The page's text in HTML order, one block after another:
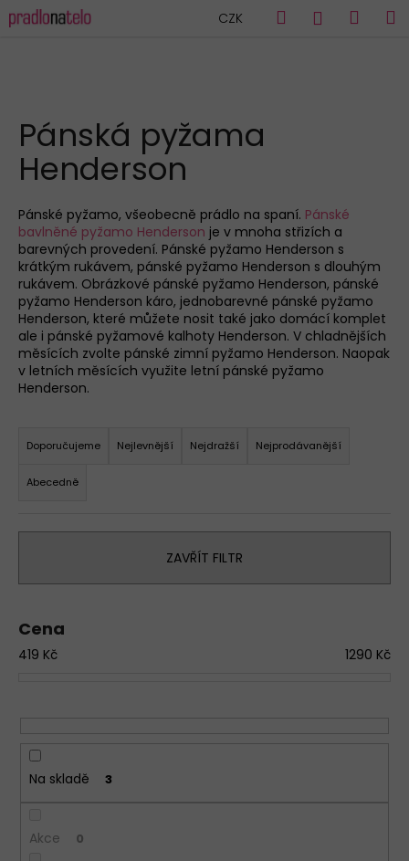
na
CZK Hledat
Pánská pyžama
Henderson
Pánské pyžamo, všeobecně prádlo na spaní. Pánské
bavlněné pyžamo Henderson je v mnoha střizích a
barevných provedení. Pánské pyžamo Henderson s
krátkým rukávem, pánské pyžamo Henderson s dlouhým
rukávem. Obrázkové pánské pyžamo Henderson, pánské
pyžamo Henderson káro, jednobarevné pánské pyžamo
Henderson, které můžete nosit také jako domácí komplet
ale i pánské pyžamové kalhoty Henderson. V chladnějších
měsících zvolte pánské zimní pyžamo Henderson. Naopak
v letních měsících využite letní pánské pyžamo
Henderson.
a
r
d
u
Doporučujeme Nejlevnější Nejdražší Nejprodávanější
Abecedně
ZAVŘÍT FILTR
Cena
419 Kč 1290 Kč
Na skladě 3
Akce 0
K
o
o
p
o
ř
e
b
u
j
e
t
e
?
o
o
r
m
DÁMSKÁ